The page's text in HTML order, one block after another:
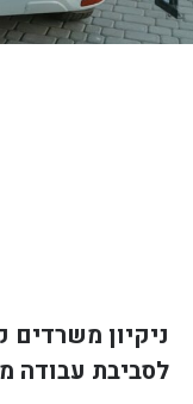
ניקיון משרדים
לסביבת עבודה